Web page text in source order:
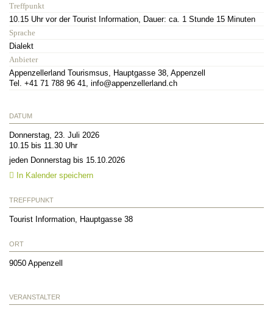
Treffpunkt
10.15 Uhr vor der Tourist Information, Dauer: ca. 1 Stunde 15 Minuten
Sprache
Dialekt
Anbieter
Appenzellerland Tourismsus, Hauptgasse 38, Appenzell
Tel. +41 71 788 96 41, info@appenzellerland.ch
DATUM
Donnerstag, 23. Juli 2026
10.15 bis 11.30 Uhr
jeden Donnerstag bis 15.10.2026
In Kalender speichern
TREFFPUNKT
Tourist Information, Hauptgasse 38
ORT
9050 Appenzell
VERANSTALTER